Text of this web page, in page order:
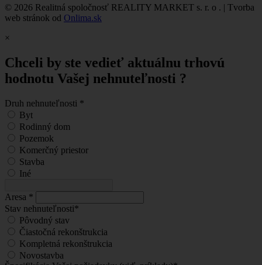
© 2026 Realitná spoločnosť REALITY MARKET s. r. o . | Tvorba
web stránok od Onlima.sk
×
Chceli by ste vedieť aktuálnu trhovú
hodnotu Vašej nehnuteľnosti ?
Druh nehnuteľnosti *
Byt
Rodinný dom
Pozemok
Komerčný priestor
Stavba
Iné
Aresa *
Stav nehnuteľnosti*
Pôvodný stav
Čiastočná rekonštrukcia
Kompletná rekonštrukcia
Novostavba